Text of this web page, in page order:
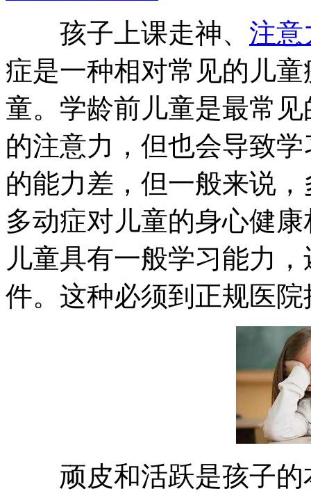
孩子上课走神、 注意
症是一种相对常见的儿
童。学龄前儿童是最常
的注意力，但也会导致
的能力差，但一般来说
多动症对儿童的身心健
儿童具有一般学习能力
件。这种必须到正规医
顽皮和活跃是孩子的